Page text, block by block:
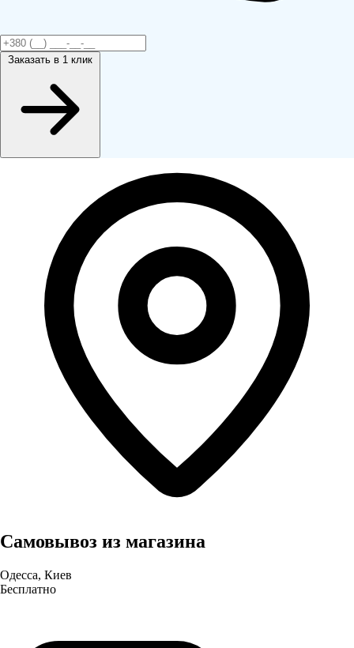
Заказать в 1 клик
Самовывоз из магазина
Одесса, Киев
Бесплатно